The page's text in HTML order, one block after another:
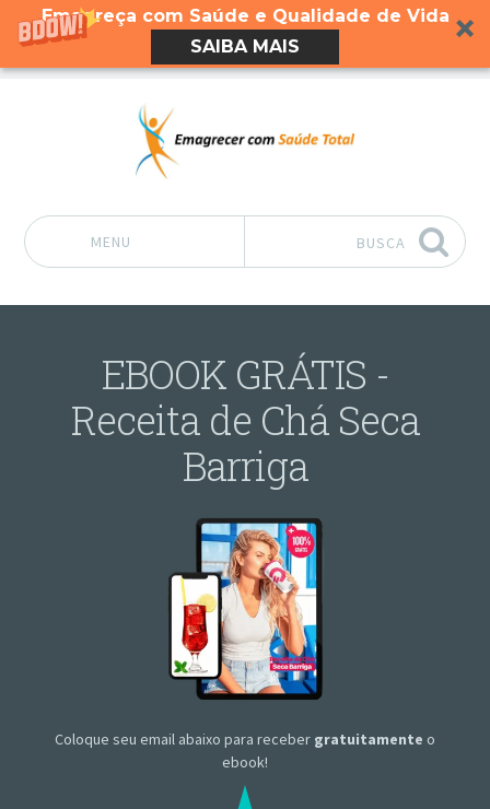
Emagreça com Saúde e Qualidade de Vida
SAIBA MAIS
MENU BUSCA
EBOOK GRÁTIS -
Receita de Chá Seca
Barriga
Coloque seu email abaixo para receber gratuitamente o
ebook!